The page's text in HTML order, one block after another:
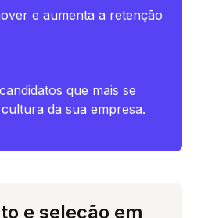
e aumenta a retenção
que mais se
da sua empresa.
e seleção em